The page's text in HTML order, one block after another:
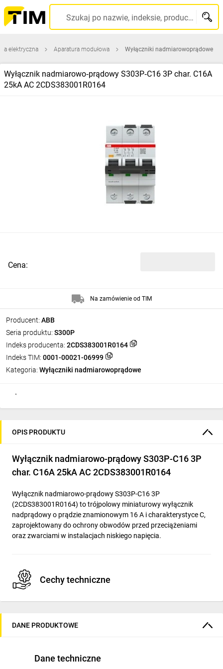
Szukaj po nazwie, indeksie, producencie, kodzie kreskowym...
elektryczna Aparatura modułowa Wyłączniki nadmiarowoprądowe
Wyłącznik nadmiarowo‑prądowy S303P‑C16 3P char. C16A
25kA AC 2CDS383001R0164
Producent: ABB
Seria produktu: S300P
Indeks producenta: 2CDS383001R0164
Indeks TIM: 0001-00021-06999
Kategoria: Wyłączniki nadmiarowoprądowe
Cena:
Na zamówienie od TIM
OPIS PRODUKTU
Wyłącznik nadmiarowo-prądowy S303P-C16 3P
char. C16A 25kA AC 2CDS383001R0164
Wyłącznik nadmiarowo-prądowy S303P-C16 3P
(2CDS383001R0164) to trójpolowy miniaturowy wyłącznik
nadprądowy o prądzie znamionowym 16 A i charakterystyce C,
zaprojektowany do ochrony obwodów przed przeciążeniami
oraz zwarciami w instalacjach niskiego napięcia.
Cechy techniczne
Typ: S303P (seria S300P), oznaczenie producenta
Policzność: 3P (trójfazowy)
Charakterystyka wyzwalania: C (wyzwalanie
DANE PRODUKTOWE
Dane techniczne